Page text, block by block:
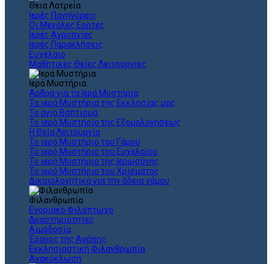
Θεια Λατρεία
Ιερές Πανηγύρεις
Οι Μεγάλες Εορτές
Ιερές Αγρυπνίες
Ιερές Παρακλήσεις
Ευχέλαιο
Μαθητικές Θείες Λειτουργίες
Ιερά Μυστήρια
Άρθρα για τα Ιερά Μυστήρια
Τα ιερά Μυστήρια της Εκκλησίας μας
Το άγιο Βάπτισμα
Το ιερό Μυστήριο της Εξομολογήσεως
Η Θεία Λειτουργία
Το ιερό Μυστήριο του Γάμου
Το ιερό Μυστήριο του Ευχελαίου
Το ιερό Μυστήριο της Ιερωσύνης
Το ιερό Μυστήριο του Χρίσματος
Δικαιολογητικά για την άδεια γάμου
Φιλανθρωπία
Ενοριακό Φιλόπτωχο
Δραστηριότητες
Αιμοδοσία
Έρανος της Αγάπης
Εκκλησιαστική Φιλανθρωπία
Ανακύκλωση